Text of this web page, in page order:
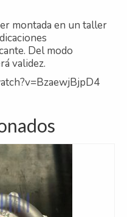
montada en un taller
Del modo
validez.